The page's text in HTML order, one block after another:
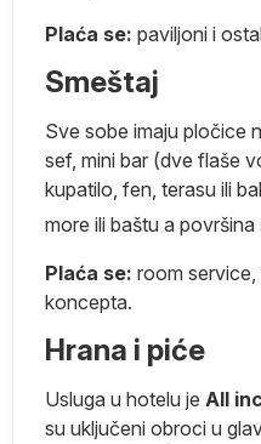
Plaća se: paviljoni i
Smeštaj
Sve sobe imaju pločice
sef, mini bar (dve flaše
kupatilo, fen, terasu ili
more ili baštu a
Plaća se: room
koncepta.
Hrana i piće
Usluga u hotelu je All
su uključeni obroci u